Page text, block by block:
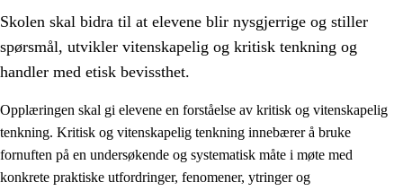
Skolen skal bidra til at elevene blir nysgjerrige og stiller
spørsmål, utvikler vitenskapelig og kritisk tenkning og
handler med etisk bevissthet.
Opplæringen skal gi elevene en forståelse av kritisk og vitenskapelig
tenkning. Kritisk og vitenskapelig tenkning innebærer å bruke
fornuften på en undersøkende og systematisk måte i møte med
konkrete praktiske utfordringer, fenomener, ytringer og